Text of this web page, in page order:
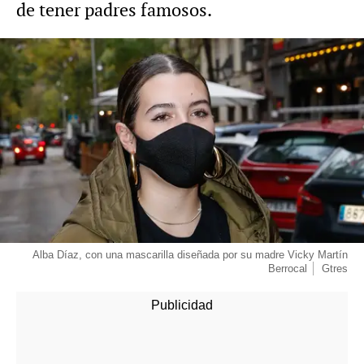
de tener padres famosos.
Alba Díaz, con una mascarilla diseñada por su madre Vicky Martín
Berrocal
Gtres